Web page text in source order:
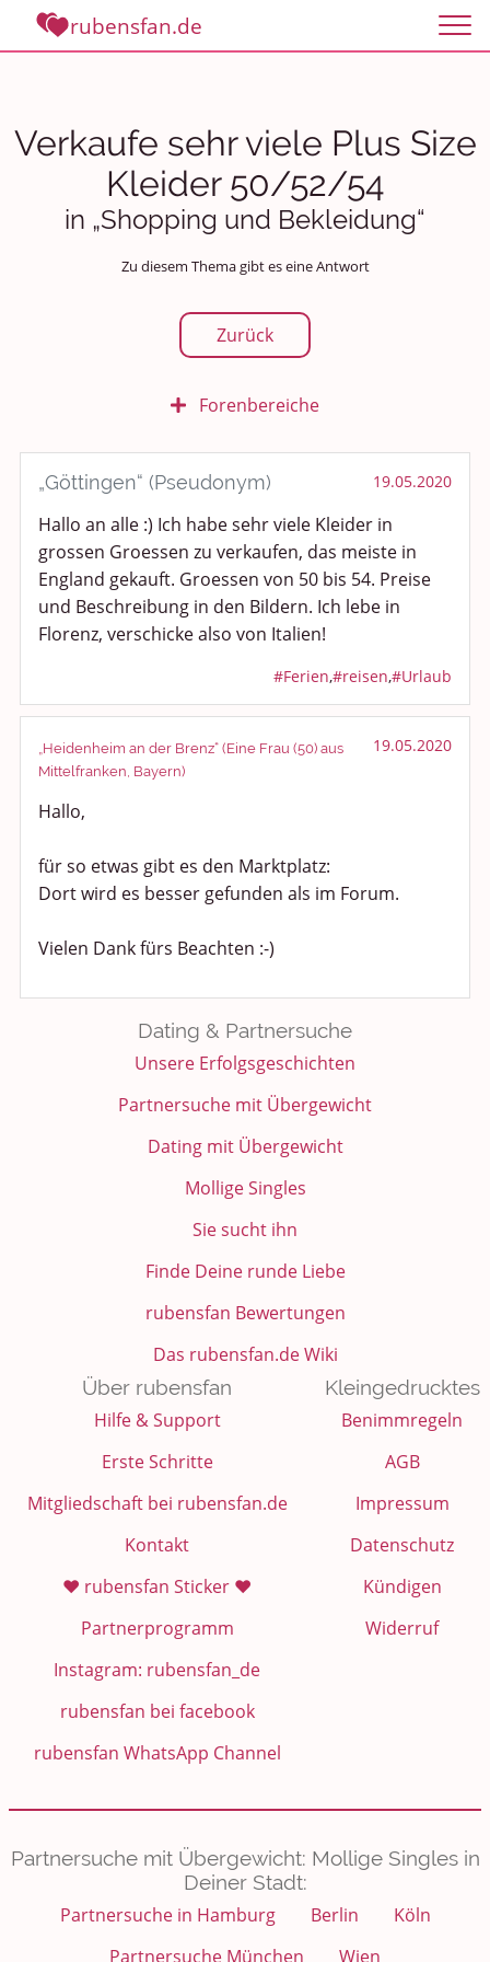
rubensfan.de
Verkaufe sehr viele Plus Size
Kleider 50/52/54
in „Shopping und Bekleidung“
Zu diesem Thema gibt es eine Antwort
Zurück
Forenbereiche
Rundum Leben
Smalltalk
Persönliches
Ü100 Party - Fanecke
Gesundheit & Wellness
Sport & Freizeit
Shopping und Bekleidung
Kochen, Backen und Genießen
Anregungen und Support
„Göttingen“ (Pseudonym) 19.05.2020
Hallo an alle :) Ich habe sehr viele Kleider in
grossen Groessen zu verkaufen, das meiste in
England gekauft. Groessen von 50 bis 54. Preise
und Beschreibung in den Bildern. Ich lebe in
Florenz, verschicke also von Italien!
#Ferien,#reisen,#Urlaub
„Heidenheim an der Brenz“ (Eine Frau (50) aus
Mittelfranken, Bayern)
19.05.2020
Hallo,
für so etwas gibt es den Marktplatz:
Dort wird es besser gefunden als im Forum.
Vielen Dank fürs Beachten :-)
Dating & Partnersuche
Unsere Erfolgsgeschichten
Partnersuche mit Übergewicht
Dating mit Übergewicht
Mollige Singles
Sie sucht ihn
Finde Deine runde Liebe
rubensfan Bewertungen
Das rubensfan.de Wiki
Über rubensfan
Hilfe & Support
Erste Schritte
Mitgliedschaft bei rubensfan.de
Kontakt
❤️ rubensfan Sticker ❤️
Partnerprogramm
Instagram: rubensfan_de
rubensfan bei facebook
rubensfan WhatsApp Channel
Kleingedrucktes
Benimmregeln
AGB
Impressum
Datenschutz
Kündigen
Widerruf
Partnersuche mit Übergewicht: Mollige Singles in
Deiner Stadt:
Partnersuche in Hamburg
Berlin
Köln
Partnersuche München
Wien